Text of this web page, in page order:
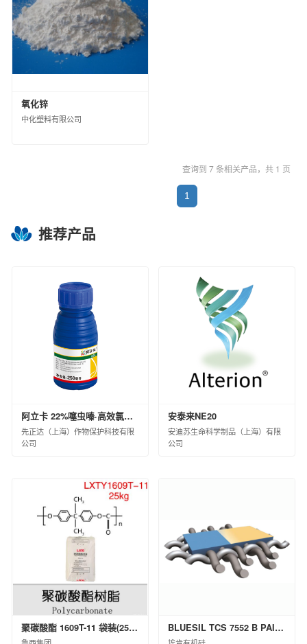
中昊（大连）化工研究设计院有限公司
广州合成材料研究院有限公司
昊华骏化集团有限公司
中蓝国际化工有限公司
安道麦（北京）农业技术有限公司
杭州水处理技术研究开发中心有限公司
扬州中化化雨环保有限公司
中蓝长化工程科技有限公司
北京蓝星清洗有限公司
中化环境水务（北京）有限公司
兰州蓝星清洗有限公司
宿迁化雨环保有限公司
沈阳中化化成环保科技有限公司
中化环信环境工程（上海）有限公司
蓝星工程有限公司
京泰环保科技有限公司
中化环境科技工程有限公司
中化环境大气治理股份有限公司
中国中化环境监测总站
江西星火航天新材料有限公司
风神轮胎股份有限公司
青岛橡六输送带有限公司
上海克劳斯玛菲机械有限公司
天华化工机械及自动化研究设计院有限公司
福建天华智能装备有限公司
益阳橡胶塑料机械集团有限公司
桂林橡胶机械有限公司
氧化锌
中化塑料有限公司
查询到 7 条相关产品，共 1 页
1
推荐产品
阿立卡 22%噻虫嗪·高效氯氟氰菊酯微囊悬浮-悬浮剂 8×60×10ML(白标)
先正达（上海）作物保护科技有限
公司
安泰来NE20
安迪苏生命科学制品（上海）有限
公司
聚碳酸酯 1609T-11 袋装(25kg) BLUESIL TCS 7552 B PAIL P 20KG